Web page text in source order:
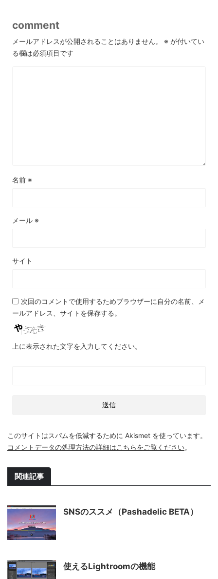
comment
メールアドレスが公開されることはありません。 ※ が付いてい
る欄は必須項目です
名前 ※
メール ※
サイト
次回のコメントで使用するためブラウザーに自分の名前、メ
ールアドレス、サイトを保存する。
上に表示された文字を入力してください。
このサイトはスパムを低減するために Akismet を使っています。
コメントデータの処理方法の詳細はこちらをご覧ください。
関連記事
SNSのススメ（Pashadelic BETA）
使えるLightroomの機能